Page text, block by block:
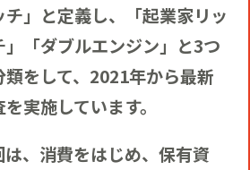
ン
ス
ップへ
」と定義し、「起業家リッ
「ダブルエンジン」と3つ
をして、2021年から最新
実施しています。
、消費をはじめ、保有資